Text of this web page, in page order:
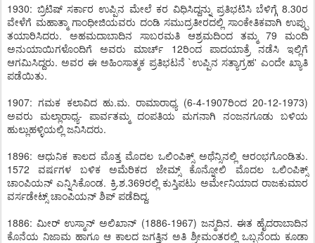
1930: ಬ್ರಿಟಿಷ್ ಸರ್ಕಾರ ಉಪ್ಪಿನ ಮೇಲೆ ಕರ ವಿಧಿಸಿದ್ದನ್ನು ಪ್ರತಿಭಟಿಸಿ ಬೆಳಿಗ್ಗೆ 8.30ರ
ವೇಳೆಗೆ ಮಹಾತ್ಮಾ ಗಾಂಧೀಜಿಯವರು ದಂಡಿ ಸಮುದ್ರತೀರದಲ್ಲಿ ಸಾಂಕೇತಿಕವಾಗಿ ಉಪ್ಪು
ತಯಾರಿಸಿದರು. ಅಹಮದಾಬಾದಿನ ಸಾಬರಮತಿ ಆಶ್ರಮದಿಂದ ತಮ್ಮ 79 ಮಂದಿ
ಅನುಯಾಯಿಗಳೊಂದಿಗೆ ಅವರು ಮಾರ್ಚ್ 12ರಿಂದ ಪಾದಯಾತ್ರೆ ನಡೆಸಿ ಇಲ್ಲಿಗೆ
ಆಗಮಿಸಿದ್ದರು. ಅವರ ಈ ಅಹಿಂಸಾತ್ಮಕ ಪ್ರತಿಭಟನೆ `ಉಪ್ಪಿನ ಸತ್ಯಾಗ್ರಹ' ಎಂದೇ ಖ್ಯಾತಿ
ಪಡೆಯಿತು.
1907: ಗಮಕ ಕಲಾವಿದ ಹು.ಮ. ರಾಮಾರಾಧ್ಯ (6-4-1907ರಿಂದ 20-12-1973)
ಅವರು ಮಲ್ಲಾರಾಧ್ಯ- ಪಾರ್ವತಮ್ಮ ದಂಪತಿಯ ಮಗನಾಗಿ ನಂಜನಗೂಡು ಬಳಿಯ
ಹುಲ್ಲುಹಳ್ಳಿಯಲ್ಲಿ ಜನಿಸಿದರು.
1896: ಆಧುನಿಕ ಕಾಲದ ಮೊತ್ತ ಮೊದಲ ಒಲಿಂಪಿಕ್ಸ್ ಅಥೆನ್ಸಿನಲ್ಲಿ ಆರಂಭಗೊಂಡಿತು.
1572 ವರ್ಷಗಳ ಬಳಿಕ ಅಮೆರಿಕದ ಜೇಮ್ಸ್ ಕೊನ್ನೋಲಿ ಮೊದಲ ಒಲಿಂಪಿಕ್ಸ್
ಚಾಂಪಿಯನ್ ಎನ್ನಿಸಿಕೊಂಡ. ಕ್ರಿ.ಶ.369ರಲ್ಲಿ ಕುಸ್ತಿಪಟು ಅರ್ಮೇನಿಯಾದ ರಾಜಕುಮಾರ
ವರ್ಸಡೇಟ್ಸ್ ಚಾಂಪಿಯನ್ ಶಿಪ್ ಪಡೆದಿದ್ದ.
1886: ಮೀರ್ ಉಸ್ಮಾನ್ ಅಲಿಖಾನ್ (1886-1967) ಜನ್ಮದಿನ. ಈತ ಹೈದರಾಬಾದಿನ
ಕೊನೆಯ ನಿಜಾಮ ಹಾಗೂ ಆ ಕಾಲದ ಜಗತ್ತಿನ ಅತಿ ಶ್ರೀಮಂತರಲ್ಲಿ ಒಬ್ಬನೆಂದು ಕೂಡಾ